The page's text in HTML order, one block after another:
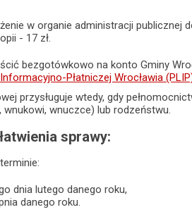
w organie administracji
- 17 zł.
bezgotówkowo na konto Gminy
Płatniczej Wrocławia
przysługuje wtedy, gdy
wnuczce) lub rodzeństwu.
sprawy:
dnia lutego danego roku,
danego roku.